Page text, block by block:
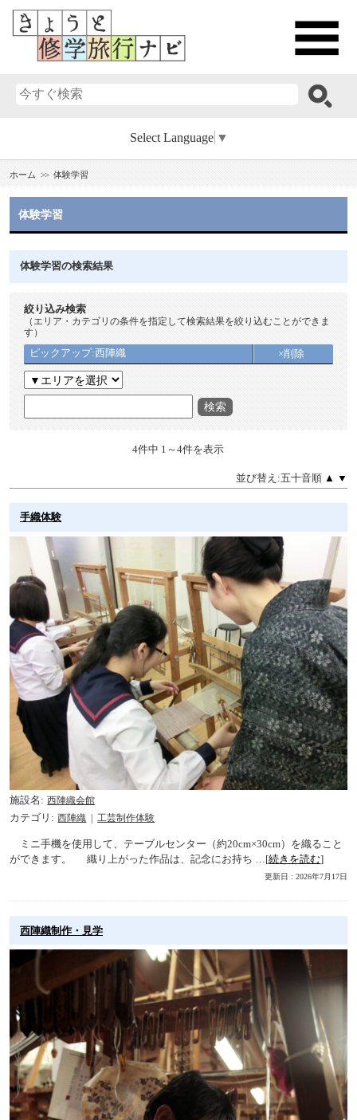
Select Language ▼
ホーム 体験学習
体験学習
体験学習の検索結果
絞り込み検索
（エリア・カテゴリの条件を指定して検索結果を絞り込むことができま
す）
ピックアップ:西陣織
×削除
検索
4件中 1～4件を表示
並び替え:五十音順 ▲ ▼
手織体験
施設名
西陣織会館
カテゴリ
西陣織 工芸制作体験
ミニ手機を使用して、テーブルセンター（約20cm×30cm）を織ること
ができます。 織り上がった作品は、記念にお持ち …[続きを読む]
更新日 : 2026年7月17日
西陣織制作・見学